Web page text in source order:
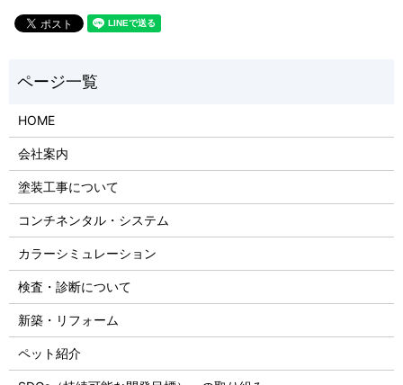
HOME
会社案内
塗装工事について
コンチネンタル・システム
カラーシミュレーション
検査・診断について
新築・リフォーム
ペット紹介